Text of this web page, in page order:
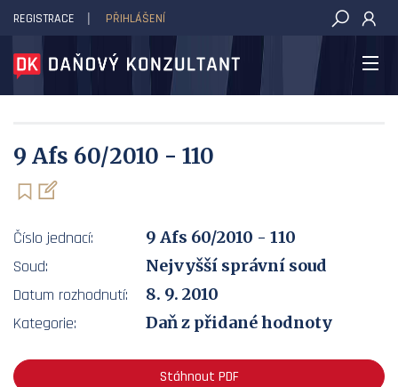
DAŇOVÝ KONZULTANT
REGISTRACE PŘIHLÁŠENÍ
9 Afs 60/2010 - 110
Číslo jednací:
9 Afs 60/2010 - 110
Soud:
Nejvyšší správní soud
Datum rozhodnutí:
8. 9. 2010
Kategorie:
Daň z přidané hodnoty
Stáhnout PDF